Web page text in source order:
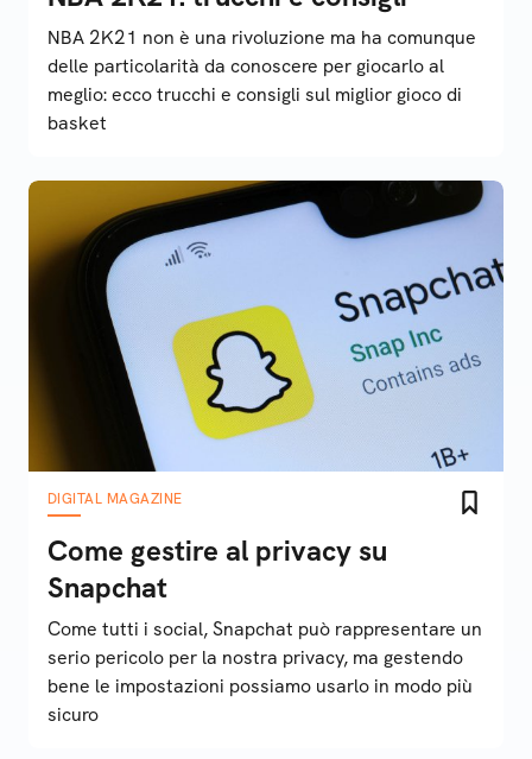
NBA 2K21 non è una rivoluzione ma ha comunque
delle particolarità da conoscere per giocarlo al
meglio: ecco trucchi e consigli sul miglior gioco di
basket
DIGITAL MAGAZINE
Come gestire al privacy su
Snapchat
Come tutti i social, Snapchat può rappresentare un
serio pericolo per la nostra privacy, ma gestendo
bene le impostazioni possiamo usarlo in modo più
sicuro